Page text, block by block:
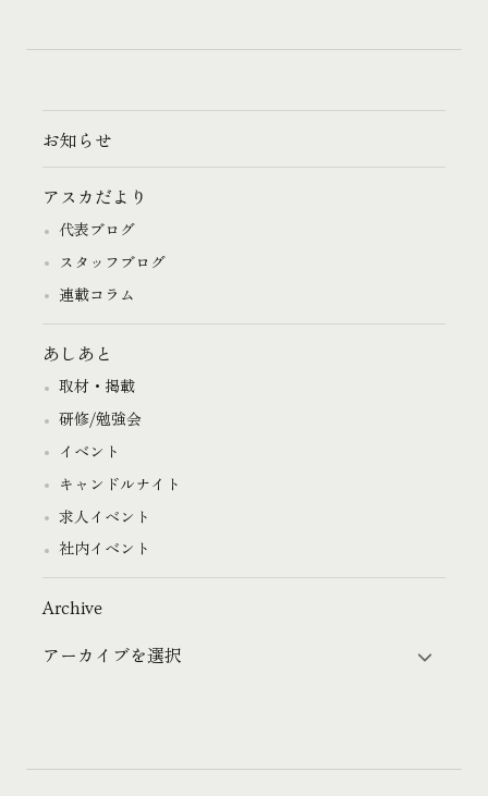
お知らせ
アスカだより
代表ブログ
スタッフブログ
連載コラム
あしあと
取材・掲載
研修/勉強会
イベント
キャンドルナイト
求人イベント
社内イベント
Archive